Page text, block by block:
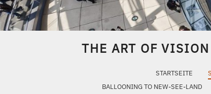
THE ART OF VISION
STARTSEITE
BALLOONING TO NEW-SEE-LAND